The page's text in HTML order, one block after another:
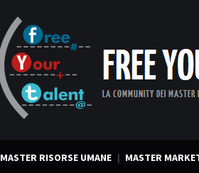
MASTER RISORSE UMANE MASTER